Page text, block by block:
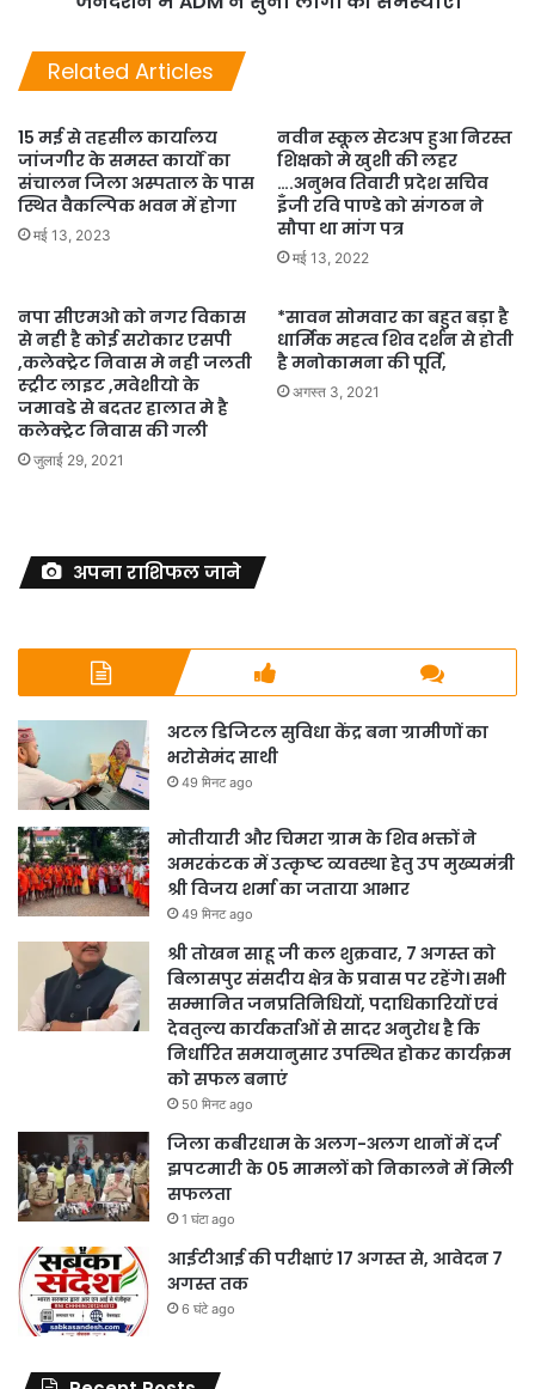
Related Articles
15 मई से तहसील कार्यालय
जांजगीर के समस्त कार्यों का
संचालन जिला अस्पताल के पास
स्थित वैकल्पिक भवन में होगा
मई 13, 2023
नवीन स्कूल सेटअप हुआ निरस्त
शिक्षको मे खुशी की लहर
….अनुभव तिवारी प्रदेश सचिव
इँजी रवि पाण्डे को संगठन ने
सौपा था मांग पत्र
मई 13, 2022
नपा सीएमओ को नगर विकास
से नही है कोई सरोकार एसपी
,कलेक्ट्रेट निवास मे नही जलती
स्ट्रीट लाइट ,मवेशीयो के
जमावडे से बदतर हालात मे है
कलेक्ट्रेट निवास की गली
जुलाई 29, 2021
*सावन सोमवार का बहुत बड़ा है
धार्मिक महत्व शिव दर्शन से होती
है मनोकामना की पूर्ति,
अगस्त 3, 2021
अपना राशिफल जाने
अटल डिजिटल सुविधा केंद्र बना ग्रामीणों का
भरोसेमंद साथी
49 मिनट ago
मोतीयारी और चिमरा ग्राम के शिव भक्तों ने
अमरकंटक में उत्कृष्ट व्यवस्था हेतु उप मुख्यमंत्री
श्री विजय शर्मा का जताया आभार
49 मिनट ago
श्री तोखन साहू जी कल शुक्रवार, 7 अगस्त को
बिलासपुर संसदीय क्षेत्र के प्रवास पर रहेंगे। सभी
सम्मानित जनप्रतिनिधियों, पदाधिकारियों एवं
देवतुल्य कार्यकर्ताओं से सादर अनुरोध है कि
निर्धारित समयानुसार उपस्थित होकर कार्यक्रम
को सफल बनाएं
50 मिनट ago
जिला कबीरधाम के अलग-अलग थानों में दर्ज
झपटमारी के 05 मामलों को निकालने में मिली
सफलता
1 घंटा ago
आईटीआई की परीक्षाएं 17 अगस्त से, आवेदन 7
अगस्त तक
6 घंटे ago